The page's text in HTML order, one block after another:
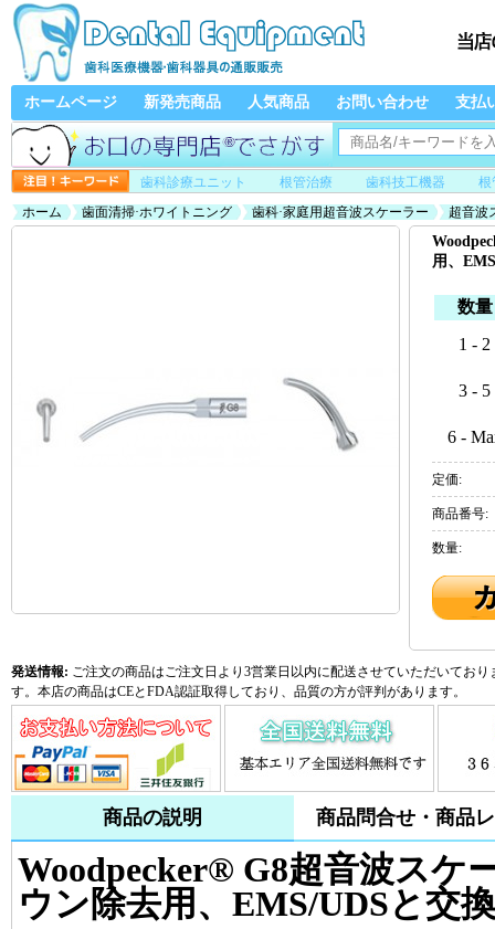
ホームページ 新発売商品 人気商品 お問い合わせ 支払
歯科診療ユニット 根管治療 歯科技工機器
根
ホーム
歯面清掃·ホワイトニング 歯科·家庭用超音波スケーラー
超音波
用、
数量
1 - 2
3 - 5
6 -
定価:
商品番号:
数量:
発送情報: ご注文の商品はご注文日より3営業日以内に配送させていただいてお
す。本店の商品はCEとFDA認証取得しており、品質の方が評判があります。
商品の説明 商品問合せ・商品
Woodpecker® G8超音波スケ
ウン除去用、EMS/UDSと交